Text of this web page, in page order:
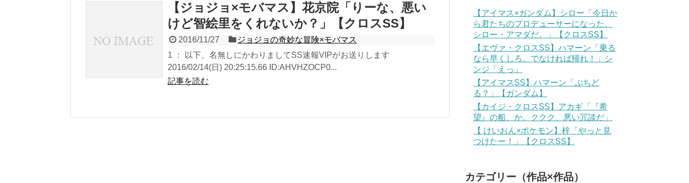
【ジョジョ×モバマス】花京院「りーな、悪い
けど智絵里をくれないか？」【クロスSS】
2016/11/27
ジョジョの奇妙な冒険×モバマス
1 ： 以下、名無しにかわりましてSS速報VIPがお送りします
2016/02/14(日) 20:25:15.66 ID:AHVHZOCP0...
記事を読む
【アイマス×ガンダム】シロー「今日か
ら君たちのプロデューサーになった、
シロー・アマダだ。」【クロスSS】
【エヴァ・クロスSS】ハマーン「乗る
なら早くしろ。でなければ帰れ！」シ
ンジ「えっ」
【アイマスSS】ハマーン「ぷちど
る？」【ガンダム】
【カイジ・クロスSS】アカギ「『希
望』の船、か。ククク、悪い冗談だ」
【 けいおん×ポケモン】梓「やっと見
つけたー！」【クロスSS】
カテゴリー（作品×作品）